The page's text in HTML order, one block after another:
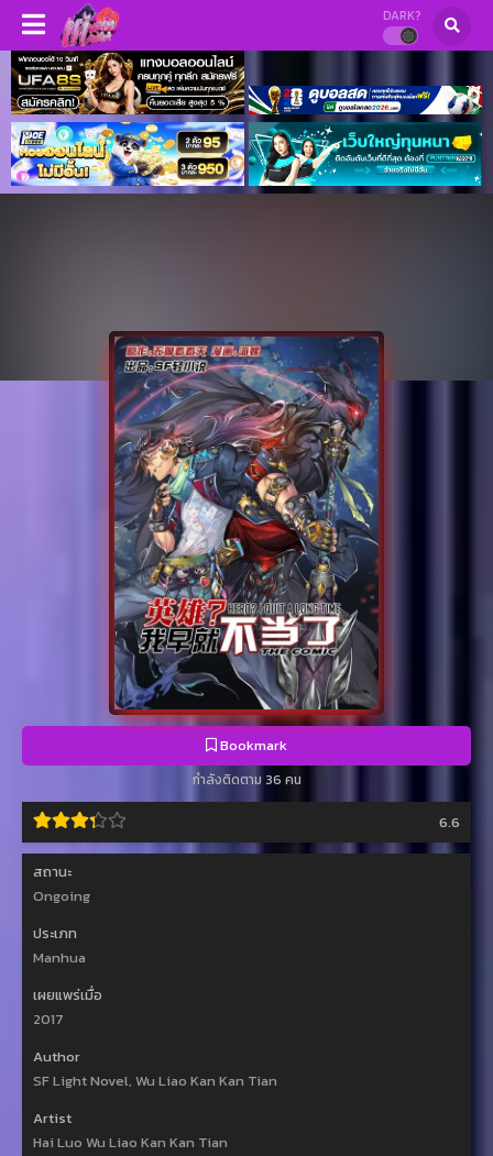
DARK?
Bookmark
กำลังติดตาม 36 คน
6.6
สถานะ
Ongoing
ประเภท
Manhua
เผยแพร่เมื่อ
2017
Author
SF Light Novel, Wu Liao Kan Kan Tian
Artist
Hai Luo Wu Liao Kan Kan Tian